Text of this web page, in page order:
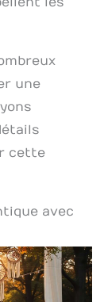
une
cette
avec